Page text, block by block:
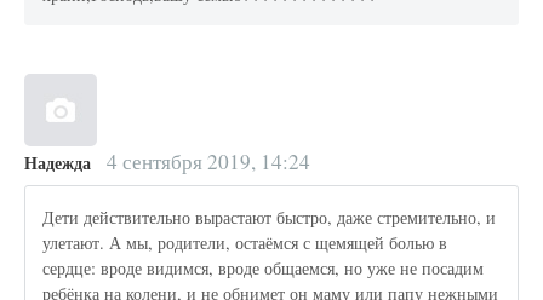
Надежда 4 сентября 2019, 14:24
Дети действительно вырастают быстро, даже стремительно, и
улетают. А мы, родители, остаёмся с щемящей болью в
сердце: вроде видимся, вроде общаемся, но уже не посадим
ребёнка на колени, и не обнимет он маму или папу нежными